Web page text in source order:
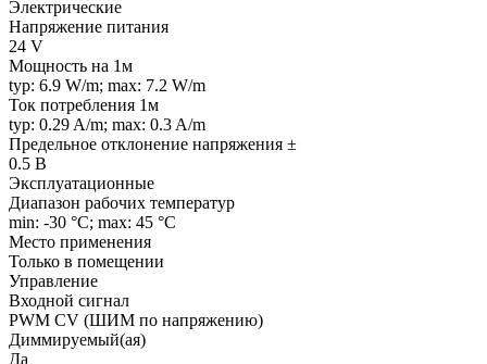
Электрические
Напряжение питания
24 V
Мощность на 1м
typ: 6.9 W/m; max: 7.2 W/m
Ток потребления 1м
typ: 0.29 A/m; max: 0.3 A/m
Предельное отклонение напряжения ±
0.5 В
Эксплуатационные
Диапазон рабочих температур
min: -30 °C; max: 45 °C
Место применения
Только в помещении
Управление
Входной сигнал
PWM СV (ШИМ по напряжению)
Диммируемый(ая)
Да